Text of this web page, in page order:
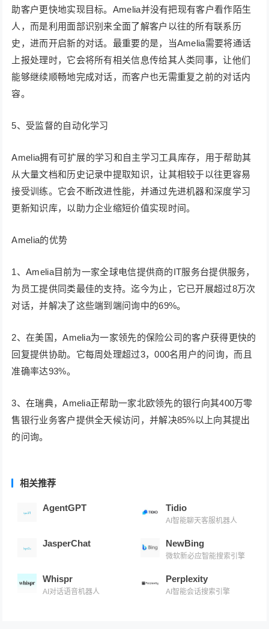
助客户更快地实现目标。Amelia并没有把现有客户看作陌生
人，而是利用面部识别来全面了解客户以往的所有联系历
史，进而开启新的对话。最重要的是，当Amelia需要将通话
上报处理时，它会将所有相关信息传给其人类同事，让他们
能够继续顺畅地完成对话，而客户也无需重复之前的对话内
容。
5、受监督的自动化学习
Amelia拥有可扩展的学习和自主学习工具库存，用于帮助其
从大量文档和历史记录中提取知识，让其相较于以往更容易
接受训练。它会不断改进性能，并通过先进机器和深度学习
更新知识库，以助力企业缩短价值实现时间。
Amelia的优势
1、Amelia目前为一家全球电信提供商的IT服务台提供服务，
为员工提供同类最佳的支持。迄今为止，它已开展超过8万次
对话，并解决了这些端到端问询中的69%。
2、在美国，Amelia为一家领先的保险公司的客户获得更快的
回复提供协助。它每周处理超过3，000名用户的问询，而且
准确率达93%。
3、在瑞典，Amelia正帮助一家北欧领先的银行向其400万零
售银行业务客户提供全天候访问，并解决85%以上向其提出
的问询。
相关推荐
AgentGPT Tidio
AI智能聊天客服机器人
JasperChat NewBing
微软新必应智能搜索引擎
Whispr
AI对话语音机器人
Perplexity
AI智能会话搜索引擎